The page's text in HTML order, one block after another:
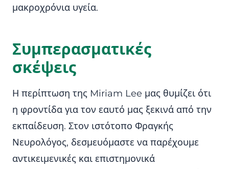
μακροχρόνια υγεία.
Συμπερασματικές
σκέψεις
Η περίπτωση της Miriam Lee μας θυμίζει ότι
η φροντίδα για τον εαυτό μας ξεκινά από την
εκπαίδευση. Στον ιστότοπο Φραγκής
Νευρολόγος, δεσμευόμαστε να παρέχουμε
αντικειμενικές και επιστημονικά